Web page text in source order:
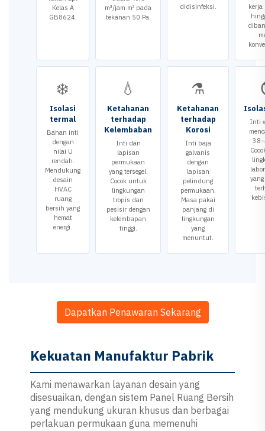
Kelas A
GB8624.
m³/jam·m² pada
tekanan 50 Pa.
didisinfeksi.
kerja
❄️
Isolasi
termal
Bahan inti
dengan
nilai U
rendah.
Mendukung
desain
HVAC
ruang
bersih yang
hemat
energi.
💧
Ketahanan
terhadap
Kelembaban
Inti dan
lapisan
permukaan
yang tersegel.
Cocok untuk
lingkungan
tropis dan
pesisir dengan
kelembapan
tinggi.
⚗️
Ketahanan
terhadap
Korosi
Inti baja
galvanis
dengan
lapisan
pelindung
permukaan.
Masa pakai
panjang di
lingkungan
yang
menuntut.
Inti
Dapatkan Penawaran Sekarang
Kekuatan Manufaktur Pabrik
Kami menawarkan layanan desain yang
disesuaikan, dengan sistem Panel Ruang Bersih
yang mendukung ukuran khusus dan berbagai
perlakuan permukaan guna memenuhi